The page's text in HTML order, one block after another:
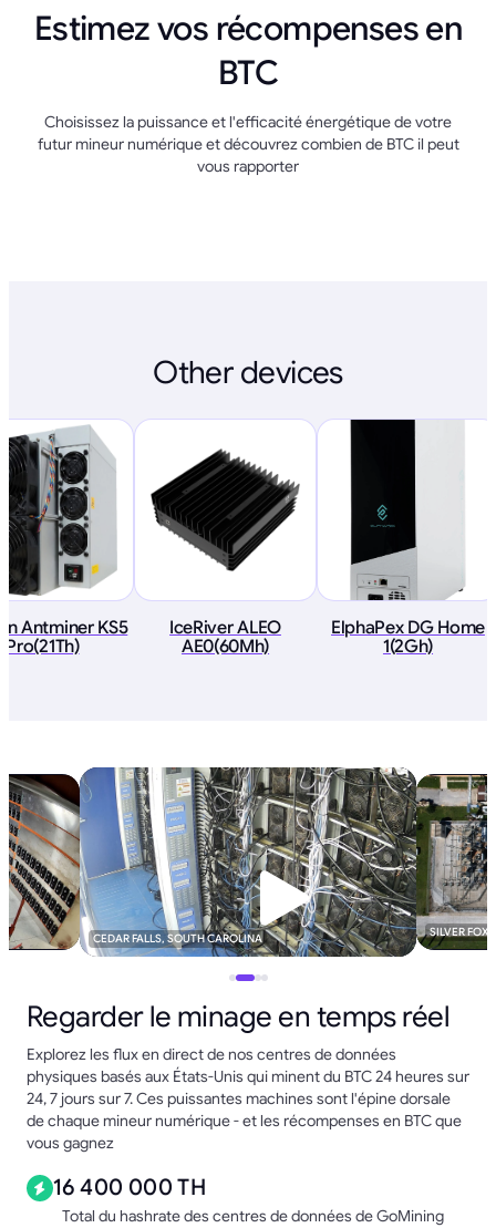
Estimez vos récompenses en
BTC
Choisissez la puissance et l'efficacité énergétique de votre
futur mineur numérique et découvrez combien de BTC il peut
vous rapporter
Other devices
Antminer KS5
Pro(21Th)
IceRiver ALEO
AE0(60Mh)
ElphaPex DG Home
1(2Gh)
CEDAR FALLS, SOUTH CAROLINA SILVER FOX
Regarder le minage en temps réel
Explorez les flux en direct de nos centres de données
physiques basés aux États-Unis qui minent du BTC 24 heures sur
24, 7 jours sur 7. Ces puissantes machines sont l'épine dorsale
de chaque mineur numérique - et les récompenses en BTC que
vous gagnez
16 400 000 TH
Total du hashrate des centres de données de GoMining